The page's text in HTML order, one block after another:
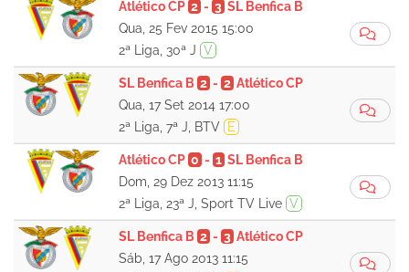
Atlético CP 2- 3 SL Benfica B
Qua, 25 Fev 2015 15:00
2ª Liga, 30ª J V
SL Benfica B 2- 2 Atlético CP
Qua, 17 Set 2014 17:00
2ª Liga, 7ª J, BTV
E
Atlético CP 0 - 1 SL Benfica B
Dom, 29 Dez 2013 11:15
2ª Liga, 23ª J, Sport TV Live V
SL Benfica B 2- 3 Atlético CP
Sáb, 17 Ago 2013 11:15